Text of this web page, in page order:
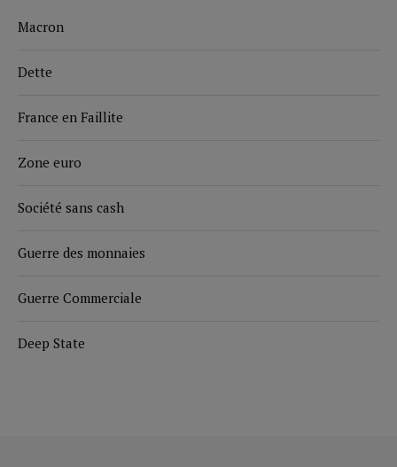
Macron
Dette
France en Faillite
Zone euro
Société sans cash
Guerre des monnaies
Guerre Commerciale
Deep State